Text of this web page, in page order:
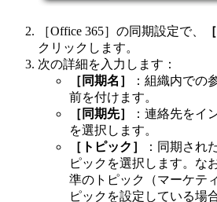
［Office 365］の同期設定で、
クリックします。
次の詳細を入力します：
［同期名］
：組織内での
前を付けます。
［同期先］
：連絡先をイ
を選択します。
［トピック］
：同期され
ピックを選択します。な
準のトピック（マーケテ
ピックを設定している場